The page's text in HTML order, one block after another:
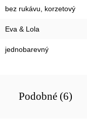
bez rukávu, korzetový
Eva & Lola
jednobarevný
Podobné (6)